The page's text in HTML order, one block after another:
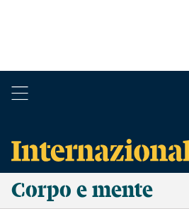
Corpo e mente